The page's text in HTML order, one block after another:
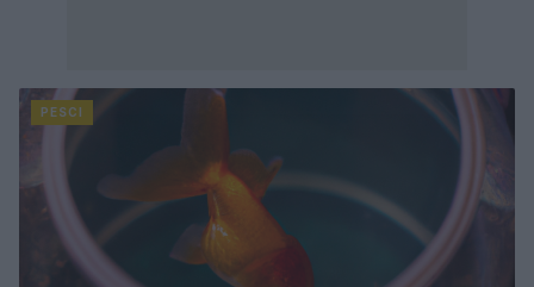
PESCI